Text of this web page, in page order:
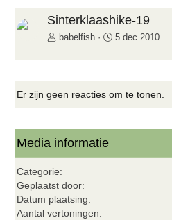
Sinterklaashike-19
babelfish 5 dec 2010
Er zijn geen reacties om te tonen.
Media informatie
Categorie
Geplaatst door
Datum plaatsing
Aantal vertoningen